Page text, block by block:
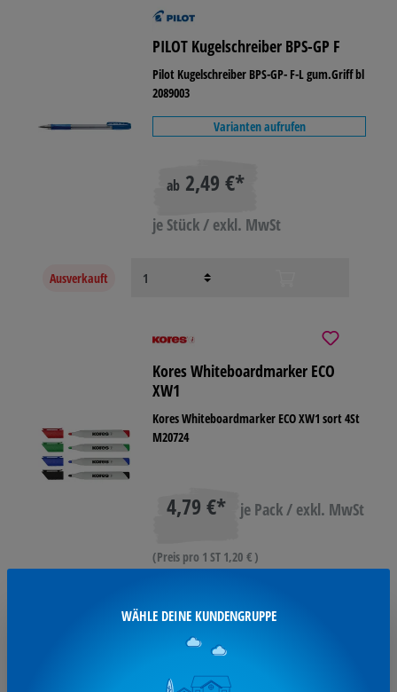
PILOT Kugelschreiber BPS-GP F
Pilot Kugelschreiber BPS-GP- F-L gum.Griff bl
2089003
Varianten aufrufen
ab 2,49 €*
je Stück / exkl. MwSt
Ausverkauft
Kores Whiteboardmarker ECO
XW1
Kores Whiteboardmarker ECO XW1 sort 4St
M20724
4,79 €* je Pack / exkl. MwSt
(Preis pro 1 ST 1,20 € )
WÄHLE DEINE KUNDENGRUPPE